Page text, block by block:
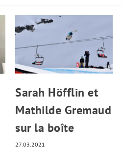
Sarah Höfflin et
Mathilde Gremaud
sur la boîte
27.03.2021